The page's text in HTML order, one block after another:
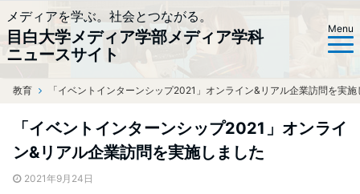
メディアを学ぶ。社会とつながる。
目白大学メディア学部メディア学科
ニュースサイト
Menu
ホーム
教育 「イベントインターンシップ2021」オンライン&リアル企業訪問を実施
「イベントインターンシップ2021」オンライ
ン&リアル企業訪問を実施しました
2021年9月24日